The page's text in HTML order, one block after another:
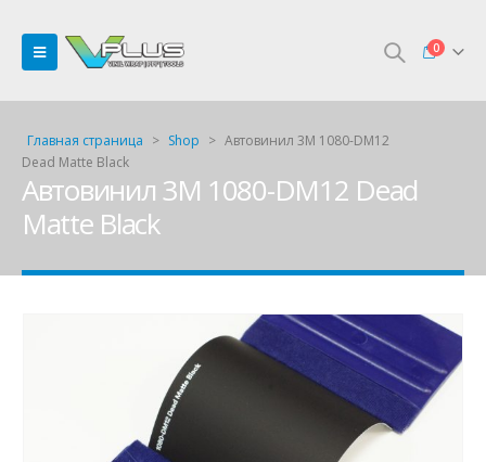
0
Главная страница > Shop > Автовинил 3M 1080-DM12
Dead Matte Black
Автовинил 3M 1080-DM12 Dead
Matte Black